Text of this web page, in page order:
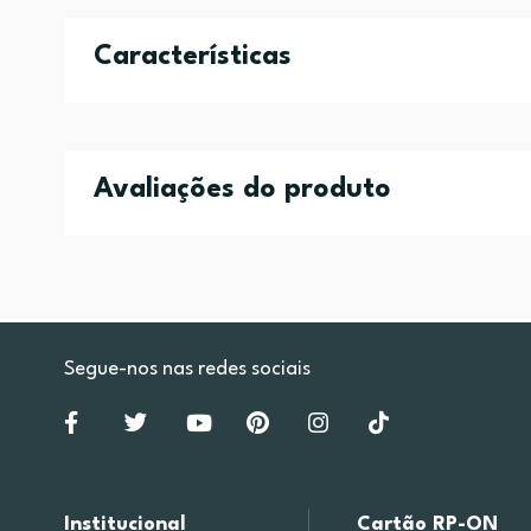
Características
Avaliações do produto
Segue-nos nas redes sociais
Institucional Cartão RP-ON